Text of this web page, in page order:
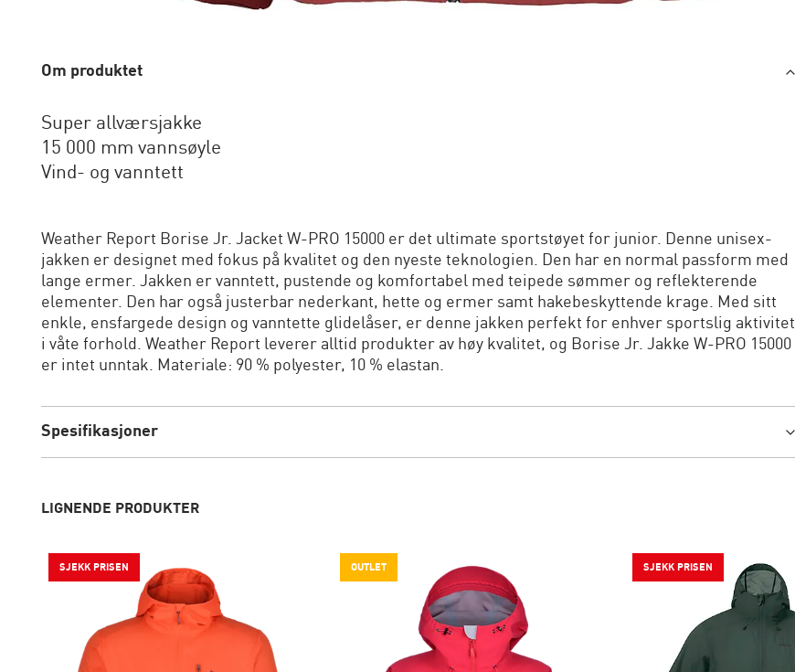
Om produktet
Super allværsjakke
15 000 mm vannsøyle
Vind- og vanntett
Weather Report Borise Jr. Jacket W-PRO 15000 er det ultimate sportstøyet for junior. Denne unisex-
jakken er designet med fokus på kvalitet og den nyeste teknologien. Den har en normal passform med
lange ermer. Jakken er vanntett, pustende og komfortabel med teipede sømmer og reflekterende
elementer. Den har også justerbar nederkant, hette og ermer samt hakebeskyttende krage. Med sitt
enkle, ensfargede design og vanntette glidelåser, er denne jakken perfekt for enhver sportslig aktivitet
i våte forhold. Weather Report leverer alltid produkter av høy kvalitet, og Borise Jr. Jakke W-PRO 15000
er intet unntak. Materiale: 90 % polyester, 10 % elastan.
Spesifikasjoner
LIGNENDE PRODUKTER
SJEKK PRISEN OUTLET SJEKK PRISEN